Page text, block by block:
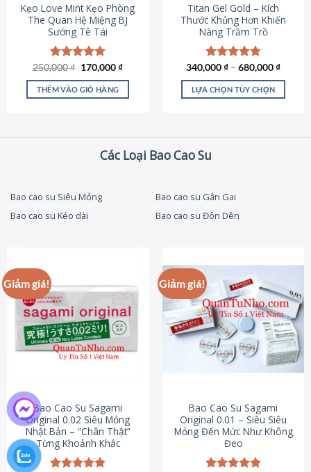
chọn
trên
trang
sản
phẩm
Kẹo Love Mint Kẹo Phòng
The Quan Hệ Miệng BJ
Sướng Tê Tái
Được xếp
hạng5.00
5 sao
250,000₫ Giá
là:
250,000 ₫.
170,000₫Giá
tại
THÊM VÀO GIỎ HÀNG
Titan Gel Gold – Kích
Thước Khủng Hơn Khiến
Nàng Trầm Trồ
Được xếp
hạng4.79
5 sao
340,000₫ – 680,000₫
LỰA CHỌN TÙY CHỌN
thể.
tùy
thể
được
chọn
trên
trang
sản
phẩm
Các Loại Bao Cao Su
Bao cao su Siêu Mỏng
Bao cao su Gân Gai
Bao cao su Kéo dài
Bao cao su Đôn Dên
Giảm giá!
Bao Cao Su Sagami
Original 0.02 Siêu Mỏng
Nhật Bản – “Chân Thật”
Từng Khoảnh Khắc
Giảm giá!
Bao Cao Su Sagami
Original 0.01 – Siêu Siêu
Mỏng Đến Mức Như Không
Đeo